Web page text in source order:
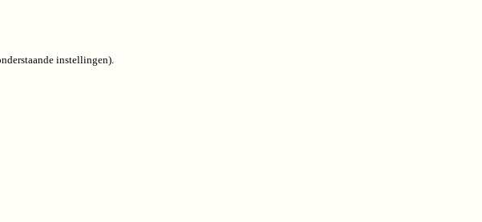
instellingen).